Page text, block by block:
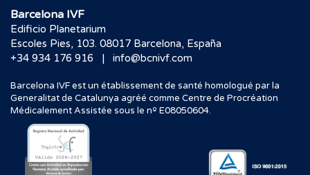
Barcelona IVF
Edificio Planetarium
Escoles Pies, 103. 08017 Barcelona, España
+34 934 176 916
| info@bcnivf.com
Barcelona IVF est un établissement de santé homologué par la
Generalitat de Catalunya agréé comme Centre de Procréation
Médicalement Assistée sous le nº E08050604.